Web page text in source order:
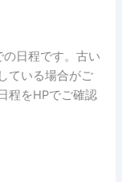
日程です。古い
ている場合がご
程をHPでご確認